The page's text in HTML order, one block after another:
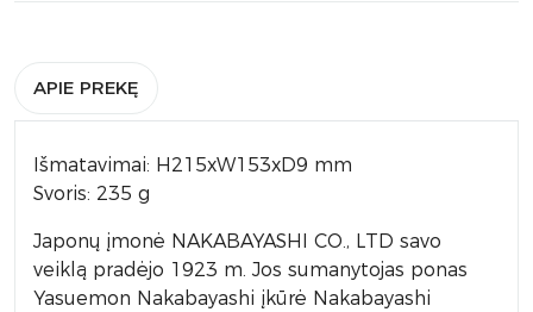
APIE PREKĘ
Išmatavimai: H215xW153xD9 mm
Svoris: 235 g
Japonų įmonė NAKABAYASHI CO., LTD savo
veiklą pradėjo 1923 m. Jos sumanytojas ponas
Yasuemon Nakabayashi įkūrė Nakabayashi